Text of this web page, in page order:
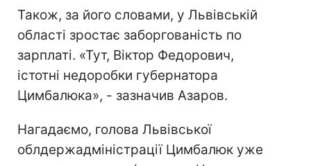
Також, за його словами, у Львівській
області зростає заборгованість по
зарплаті. «Тут, Віктор Федорович,
істотні недоробки губернатора
Цимбалюка», - зазначив Азаров.
Нагадаємо, голова Львівської
облдержадміністрації Цимбалюк уже